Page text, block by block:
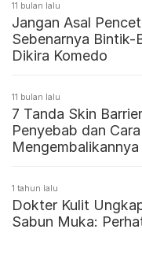
11 bulan lalu
Jangan Asal
Sebenarnya Bintik-
Dikira Komedo
11 bulan lalu
7 Tanda Skin
Penyebab dan Cara
Mengembalikannya
1 tahun lalu
Dokter Kulit
Sabun Muka: